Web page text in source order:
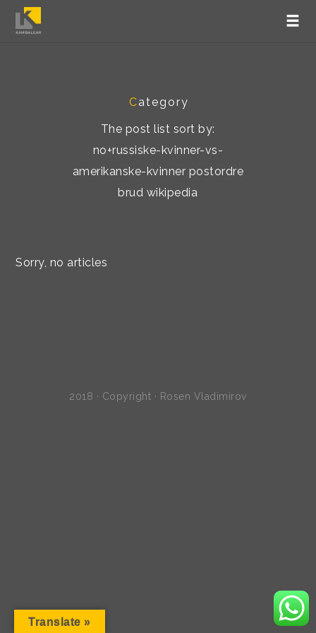
Category
The post list sort by:
no+russiske-kvinner-vs-
amerikanske-kvinner postordre
brud wikipedia
Sorry, no articles
2018 · Copyright · Rosen Vladimirov
Translate »